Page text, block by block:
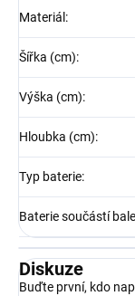
Materiál :
Šířka (cm):
Výška (cm):
Hloubka (cm):
Typ baterie:
Baterie součástí
Diskuze
Buďte první, kdo